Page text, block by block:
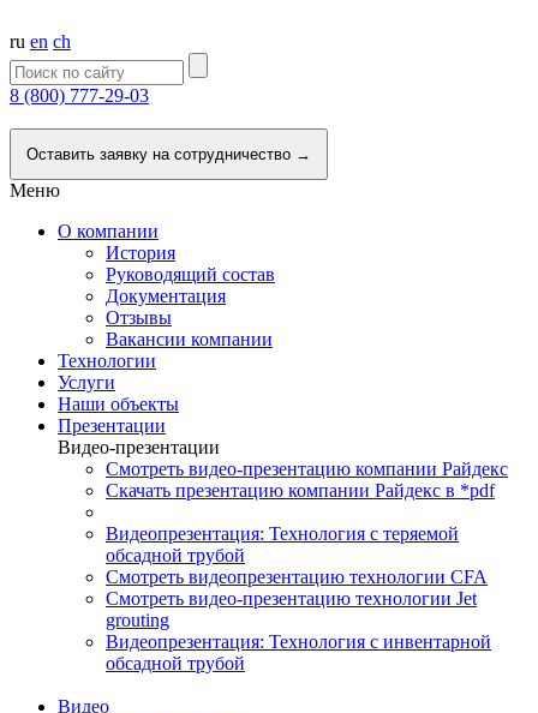
ru en ch
8 (800) 777-29-03
Оставить заявку на сотрудничество →
Меню
О компании
История
Руководящий состав
Документация
Отзывы
Вакансии компании
Технологии
Услуги
Наши объекты
Презентации
Видео-презентации
Смотреть видео-презентацию компании Райдекс
Скачать презентацию компании Райдекс в *pdf
Видеопрезентация: Технология с теряемой
обсадной трубой
Смотреть видеопрезентацию технологии CFA
Смотреть видео-презентацию технологии Jet
grouting
Видеопрезентация: Технология с инвентарной
обсадной трубой
Видео